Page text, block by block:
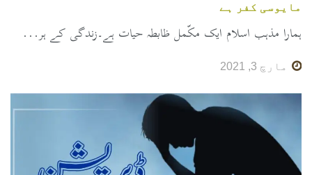
مایوسی کفر ہے
ہمارا مذہب اسلام ایک مکّمل ظابطہ حیات ہے۔زندگی کے ہر...
مارچ 3, 2021